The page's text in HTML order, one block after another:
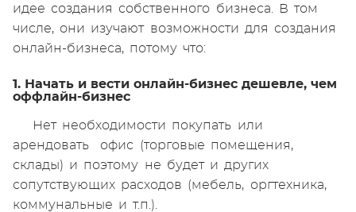
идее создания собственного бизнеса. В том
числе, они изучают возможности для создания
онлайн-бизнеса, потому что:
1. Начать и вести онлайн-бизнес дешевле, чем
оффлайн-бизнес
Нет необходимости покупать или
арендовать офис (торговые помещения,
склады) и поэтому не будет и других
сопутствующих расходов (мебель, оргтехника,
коммунальные и т.п.).